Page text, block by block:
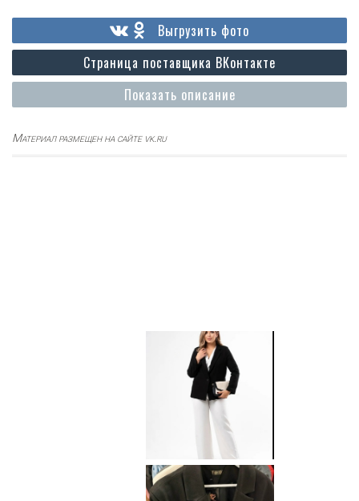
Показать описание
Страница поставщика ВКонтакте
Выгрузить фото
Материал размещен на сайте vk.ru